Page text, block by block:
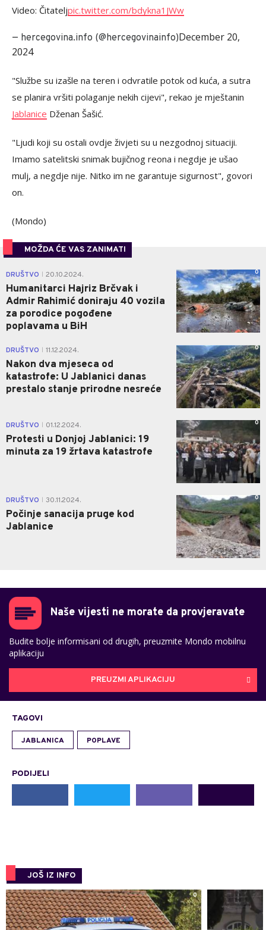
Video: Čitateljpic.twitter.com/bdykna1JWw
— hercegovina.info (@hercegovinainfo)December 20,
2024
"Službe su izašle na teren i odvratile potok od kuća, a sutra
se planira vršiti polaganje nekih cijevi", rekao je mještanin
Jablanice Dženan Šašić.
"Ljudi koji su ostali ovdje živjeti su u nezgodnoj situaciji.
Imamo satelitski snimak bujičnog reona i negdje je ušao
mulj, a negdje nije. Nitko im ne garantuje sigurnost", govori
on.
(Mondo)
MOŽDA ĆE VAS ZANIMATI
DRUŠTVO 20.10.2024.
Humanitarci Hajriz Brčvak i
Admir Rahimić doniraju 40 vozila
za porodice pogođene
poplavama u BiH
0
DRUŠTVO 11.12.2024.
Nakon dva mjeseca od
katastrofe: U Jablanici danas
prestalo stanje prirodne nesreće
0
DRUŠTVO 01.12.2024.
Protesti u Donjoj Jablanici: 19
minuta za 19 žrtava katastrofe
0
DRUŠTVO 30.11.2024.
Počinje sanacija pruge kod
Jablanice
0
Naše vijesti ne morate da provjeravate
Budite bolje informisani od drugih, preuzmite Mondo mobilnu
aplikaciju
PREUZMI APLIKACIJU
TAGOVI
JABLANICA POPLAVE
PODIJELI
JOŠ IZ INFO
0